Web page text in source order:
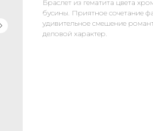
Браслет из гематита цвета
бусины. Приятное сочетание
удивительное смешение
деловой характер.